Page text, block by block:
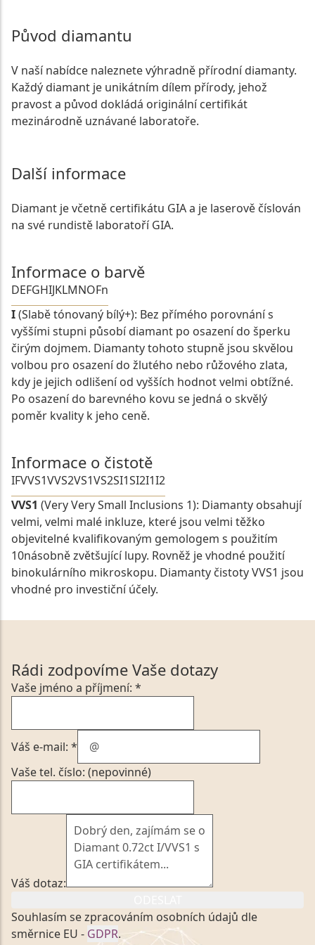
Původ diamantu
V naší nabídce naleznete výhradně přírodní diamanty.
Každý diamant je unikátním dílem přírody, jehož
pravost a původ dokládá originální certifikát
mezinárodně uznávané laboratoře.
Další informace
Diamant je včetně certifikátu GIA a je laserově číslován
na své rundistě laboratoří GIA.
Informace o barvě
DEFGHIJKLMNOFn
I(Slabě tónovaný bílý+): Bez přímého porovnání s
vyššími stupni působí diamant po osazení do šperku
čirým dojmem. Diamanty tohoto stupně jsou skvělou
volbou pro osazení do žlutého nebo růžového zlata,
kdy je jejich odlišení od vyšších hodnot velmi obtížné.
Po osazení do barevného kovu se jedná o skvělý
poměr kvality k jeho ceně.
Informace o čistotě
IFVVS1VVS2VS1VS2SI1SI2I1I2
VVS1 (Very Very Small Inclusions 1): Diamanty obsahují
velmi, velmi malé inkluze, které jsou velmi těžko
objevitelné kvalifikovaným gemologem s použitím
10násobně zvětšující lupy. Rovněž je vhodné použití
binokulárního mikroskopu. Diamanty čistoty VVS1 jsou
vhodné pro investiční účely.
Rádi zodpovíme Vaše dotazy
Vaše jméno a příjmení: *
Váš e-mail: *
Vaše tel. číslo: (nepovinné)
Váš dotaz:
Souhlasím se zpracováním osobních údajů dle
směrnice EU - GDPR.